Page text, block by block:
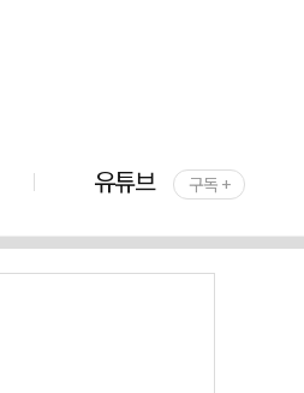
유튜브 구독 +